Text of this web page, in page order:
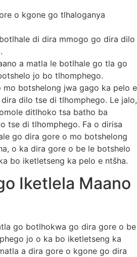
o kgone go tlhaloganya
di dira mmogo go dira dilo
a matla le botlhale go tla go
jo bo tlhomphego.
botshelong jwa gago ka pelo e
dilo tse di tlhomphego. Le jalo,
ditlhoko tsa batho ba
tse di tlhomphego. Fa o dirisa
go dira gore o mo botshelong
o ka dira gore o be le botshelo
bo iketletseng ka pelo e ntšha.
Iketlela Maano
go botlhokwa go dira gore o be
jo o ka bo iketletseng ka
a dira gore o kgone go dira